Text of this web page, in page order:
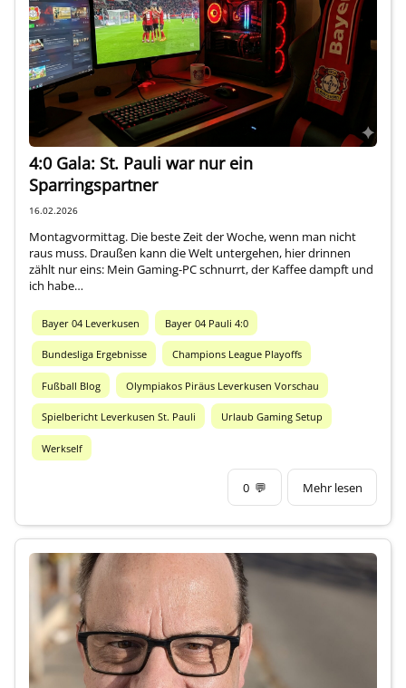
4:0 Gala: St. Pauli war nur ein
Sparringspartner
16.02.2026
Montagvormittag. Die beste Zeit der Woche, wenn man nicht
raus muss. Draußen kann die Welt untergehen, hier drinnen
zählt nur eins: Mein Gaming-PC schnurrt, der Kaffee dampft und
ich habe…
Bayer 04 Leverkusen Bayer 04 Pauli 4:0
Bundesliga Ergebnisse Champions League Playoffs
Fußball Blog Olympiakos Piräus Leverkusen Vorschau
Spielbericht Leverkusen St. Pauli Urlaub Gaming Setup
Werkself
0 💬 Mehr lesen